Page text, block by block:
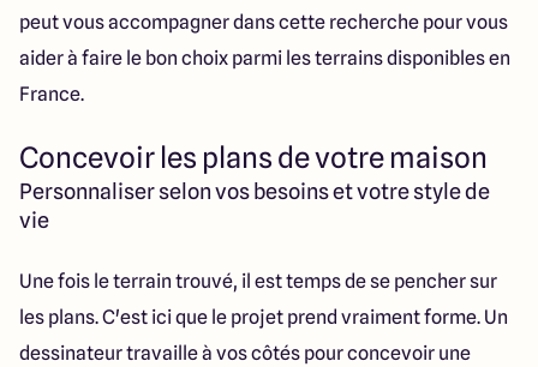
peut vous accompagner dans cette recherche pour vous
aider à faire le bon choix parmi les terrains disponibles en
France.
Concevoir les plans de votre maison
Personnaliser selon vos besoins et votre style de
vie
Une fois le terrain trouvé, il est temps de se pencher sur
les plans. C'est ici que le projet prend vraiment forme. Un
dessinateur travaille à vos côtés pour concevoir une